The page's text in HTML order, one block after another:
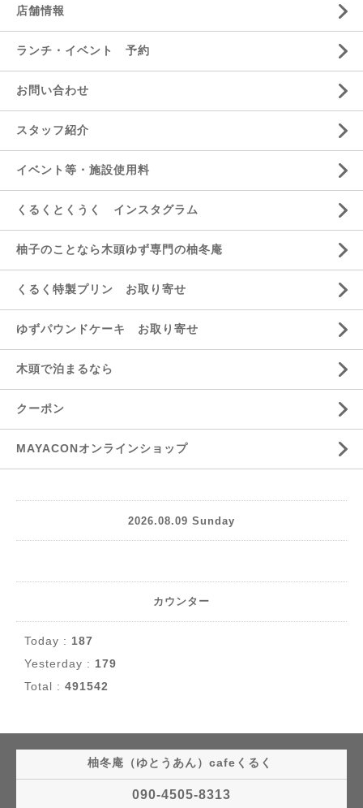
店舗情報
ランチ・イベント 予約
お問い合わせ
スタッフ紹介
イベント等・施設使用料
くるくとくうく インスタグラム
柚子のことなら木頭ゆず専門の柚冬庵
くるく特製プリン お取り寄せ
ゆずパウンドケーキ お取り寄せ
木頭で泊まるなら
クーポン
MAYACONオンラインショップ
2026.08.09 Sunday
カウンター
Today : 187
Yesterday : 179
Total : 491542
柚冬庵（ゆとうあん）cafeくるく
090-4505-8313